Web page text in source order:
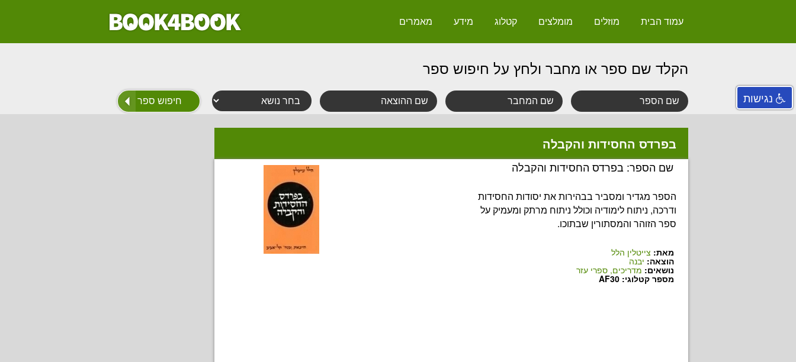
עמוד הבית מוזלים מומלצים קטלוג מידע מאמרים
הקלד שם ספר או מחבר ולחץ על חיפוש ספר
בפרדס החסידות והקבלה
שם הספר: בפרדס החסידות והקבלה
הספר מגדיר ומסביר בבהירות את יסודות החסידות
ודרכה, ניתוח לימודיה וכולל ניתוח מרתק ומעמיק על
ספר הזוהר והמסתורין שבתוכו.
מאת: צייטלין הלל
הוצאה: יבנה
נושאים: מדריכים, ספרי עזר
מספר קטלוגי: AF30
נגישות